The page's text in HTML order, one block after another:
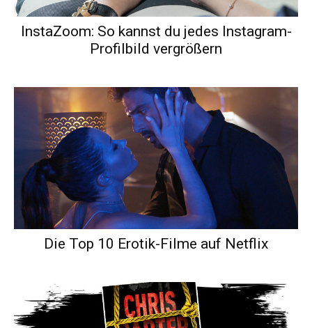
InstaZoom: So kannst du jedes Instagram-
Profilbild vergrößern
Die Top 10 Erotik-Filme auf Netflix